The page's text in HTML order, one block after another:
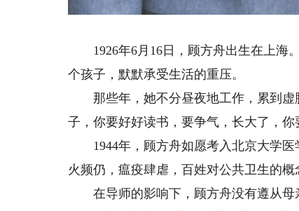
1926年6月16日，顾方舟出生在上海
个孩子，默默承受生活的重压。
那些年，她不分昼夜地工作，累到虚
子，你要好好读书，要争气，长大了，你
1944年，顾方舟如愿考入北京大学医
火频仍，瘟疫肆虐，百姓对公共卫生的概
在导师的影响下，顾方舟没有遵从母